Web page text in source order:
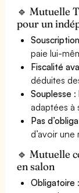
🔹 Mutuelle
pour un
paie lui-
Fiscalité
déduites
Souplesse :
adaptées à
Pas
d’avoir
🔹 Mutuelle
en salon
Obligatoire